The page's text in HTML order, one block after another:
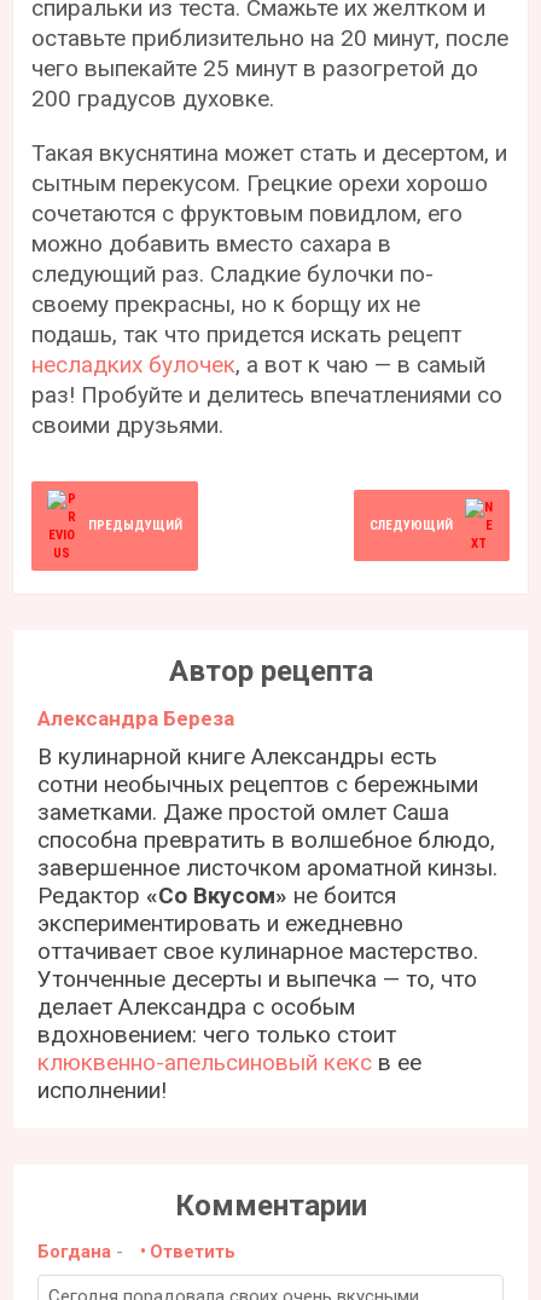
спиральки из теста. Смажьте их желтком и
оставьте приблизительно на 20 минут, после
чего выпекайте 25 минут в разогретой до
200 градусов духовке.
Такая вкуснятина может стать и десертом, и
сытным перекусом. Грецкие орехи хорошо
сочетаются с фруктовым повидлом, его
можно добавить вместо сахара в
следующий раз. Сладкие булочки по-
своему прекрасны, но к борщу их не
подашь, так что придется искать рецепт
несладких булочек, а вот к чаю — в самый
раз! Пробуйте и делитесь впечатлениями со
своими друзьями.
ПРЕДЫДУЩИЙ СЛЕДУЮЩИЙ
Автор рецепта
Александра Береза
В кулинарной книге Александры есть
сотни необычных рецептов с бережными
заметками. Даже простой омлет Саша
способна превратить в волшебное блюдо,
завершенное листочком ароматной кинзы.
Редактор«Со Вкусом» не боится
экспериментировать и ежедневно
оттачивает свое кулинарное мастерство.
Утонченные десерты и выпечка — то, что
делает Александра с особым
вдохновением: чего только стоит
клюквенно-апельсиновый кекс в ее
исполнении!
Комментарии
Богдана - Ответить